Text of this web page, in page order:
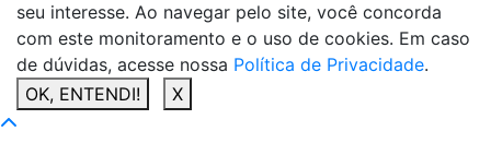
seu interesse. Ao navegar pelo site, você concorda
com este monitoramento e o uso de cookies. Em caso
de dúvidas, acesse nossa Política de Privacidade.
OK, ENTENDI!
X